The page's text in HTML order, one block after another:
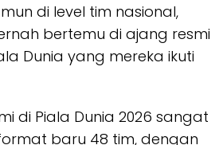
di level tim nasional,
bertemu di ajang resmi
Dunia yang mereka ikuti
di Piala Dunia 2026 sangat
baru 48 tim, dengan